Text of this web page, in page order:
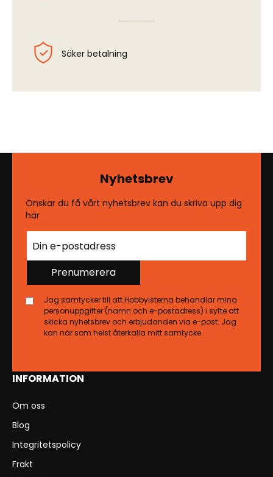
Säker betalning
INFORMATION
Om oss
Blog
Integritetspolicy
Frakt
Nyhetsbrev
Önskar du få vårt nyhetsbrev kan du skriva upp dig
här
Prenumerera
Jag samtycker till att Hobbyisterna behandlar mina
personuppgifter (namn och e-postadress) i syfte att
skicka nyhetsbrev och erbjudanden via e-post. Jag
kan när som helst återkalla mitt samtycke.